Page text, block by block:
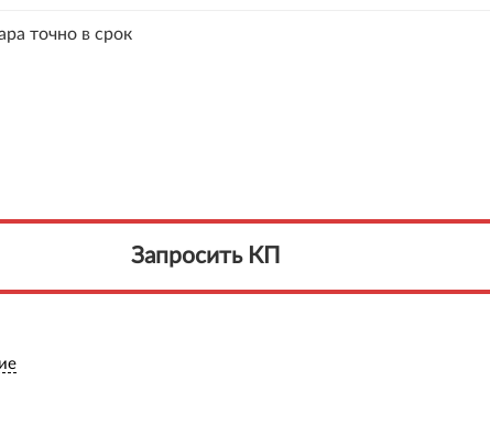
точно в срок
Запросить КП